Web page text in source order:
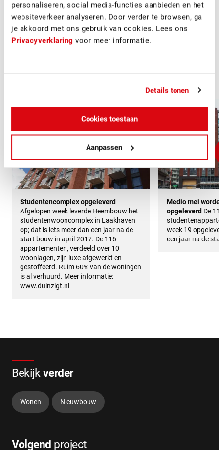
personaliseren, social media-functies aanbieden en het
websiteverkeer analyseren. Door verder te browsen, ga
je akkoord met ons gebruik van cookies. Lees ons
Privacyverklaring voor meer informatie.
Details tonen
Cookies toestaan
Aanpassen
Project updates
Studentencomplex opgeleverd
Afgelopen week leverde Heembouw het
studentenwooncomplex in Laakhaven
op; dat is iets meer dan een jaar na de
start bouw in april 2017. De 116
appartementen, verdeeld over 10
woonlagen, zijn luxe afgewerkt en
gestoffeerd. Ruim 60% van de woningen
is al verhuurd. Meer informatie:
www.duinzigt.nl
Medio mei
opgeleverd De
week 19
een jaar na de
Bekijkverder
Wonen Nieuwbouw
Volgend project